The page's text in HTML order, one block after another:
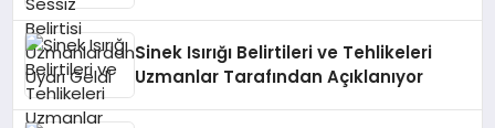
Sinek Isırığı Belirtileri ve Tehlikeleri
Uzmanlar Tarafından Açıklanıyor